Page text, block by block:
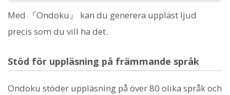
Med 『Ondoku』 kan du generera uppläst ljud
precis som du vill ha det.
Stöd för uppläsning på främmande språk
Ondoku stöder uppläsning på över 80 olika språk och